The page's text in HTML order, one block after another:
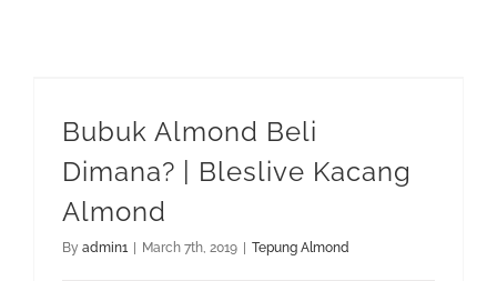
Bubuk Almond Beli
Dimana? | Bleslive Kacang
Almond
By admin1 March 7th, 2019 Tepung Almond